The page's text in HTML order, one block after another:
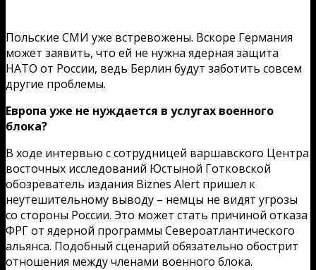
Польские СМИ уже встревожены. Вскоре Германия
может заявить, что ей не нужна ядерная защита
НАТО от России, ведь Берлин будут заботить совсем
другие проблемы.
Европа уже не нуждается в услугах военного
блока?
В ходе интервью с сотрудницей варшавского Центра
восточных исследований Юстыной Готковской
обозреватель издания Biznes Alert пришел к
неутешительному выводу – немцы не видят угрозы
со стороны России. Это может стать причиной отказа
ФРГ от ядерной программы Североатлантического
альянса. Подобный сценарий обязательно обострит
отношения между членами военного блока.